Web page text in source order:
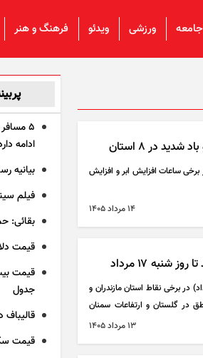
جامعه ورزشی ویدئو فرهنگ و هنر
در ۸ استان
ساعات افزایش ابر و افزایش
۱۴ مرداد ۱۴۰۵
۱۷ مرداد
رگبار، رعدوبرق و وزش باد شدید موقت تا روز شنبه (۱۷ مرداد) در برخی نقاط استان مازندران و
مرداد) علاوه بر این مناطق در گلستان و ارتفاعات سمنان
۱۳ مرداد ۱۴۰۵
۵
ادامه
بیانیه
فیلم
بقائی:
قیمت دلار و
جدول
قیمت سکه و